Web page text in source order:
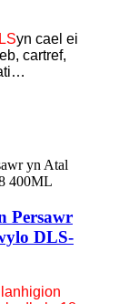
yn cael ei
cartref,
Persawr
DLS-